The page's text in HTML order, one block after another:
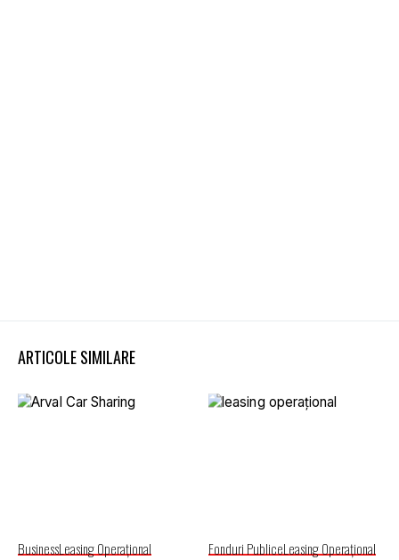
ARTICOLE SIMILARE
BusinessLeasing Operaţional Fonduri PubliceLeasing Operaţional